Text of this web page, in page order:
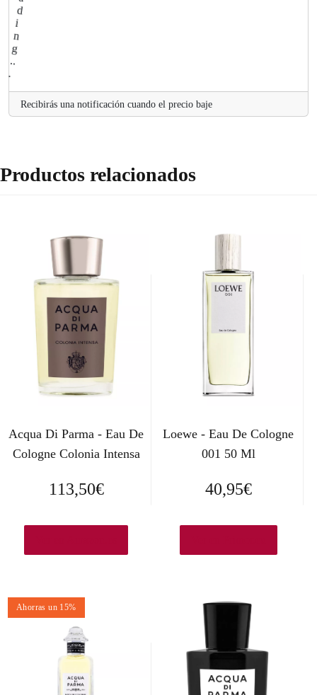
Recibirás una notificación cuando el precio baje
Productos relacionados
Acqua Di Parma - Eau De
Cologne Colonia Intensa
113,50€
Loewe - Eau De Cologne
001 50 Ml
40,95€
Ahorras un 15%